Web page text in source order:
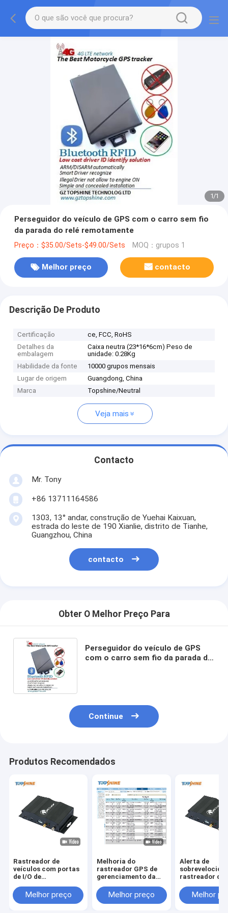
1/1
Perseguidor do veículo de GPS com o carro sem fio
da parada do relé remotamente
Preço：$35.00/Sets-$49.00/Sets MOQ：grupos 1
Melhor preço contacto
Descrição De Produto
Certificação
ce, FCC, RoHS
Detalhes da
embalagem
Caixa neutra (23*16*6cm) Peso de
unidade: 0.28Kg
Habilidade da fonte
10000 grupos mensais
Lugar de origem
Guangdong, China
Marca
Topshine/Neutral
Veja mais
Contacto
Mr. Tony
+86 13711164586
1303, 13° andar, construção de Yuehai Kaixuan,
estrada do leste de 190 Xianlie, distrito de Tianhe,
Guangzhou, China
contacto
Obter O Melhor Preço Para
Perseguidor do veículo de GPS
com o carro sem fio da parada do
Continue
Produtos Recomendados
Rastreador de
veículos com portas
de I/O de
2G/3G/4G, alarme de
velocidade GPRS e
Melhor preço
Melhoria do
rastreador GPS de
gerenciamento da
suprimentos com ID
de motorista
Melhor preço
Alerta de
rastreador de
SOS e ID de
identificação
Melhor